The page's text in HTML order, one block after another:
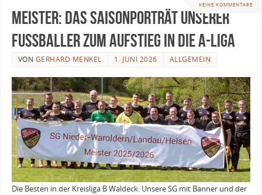
KEINE KOMMENTARE
Meister: Das Saisonporträt unserer
Fußballer zum Aufstieg in die A-Liga
VON GERHARD MENKEL 1. JUNI 2026 ALLGEMEIN
Die Besten in der Kreisliga B Waldeck: Unsere SG mit Banner und der